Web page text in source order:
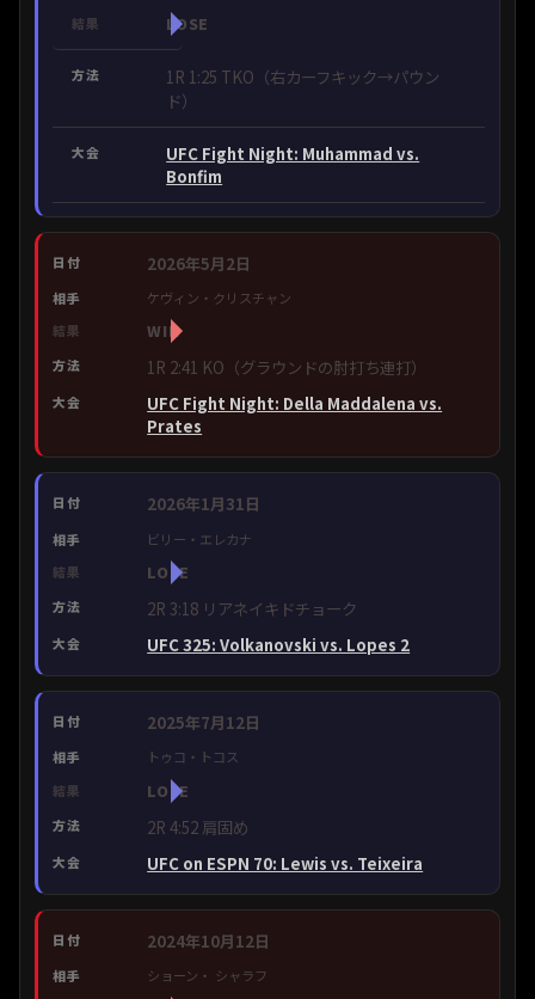
LOSE
1R 1:25 TKO（右カーフキック→パウン
ド）
UFC Fight Night: Muhammad vs.
Bonfim
2026年5月2日
ケヴィン・クリスチャン
WIN
1R 2:41 KO（グラウンドの肘打ち連打）
UFC Fight Night: Della Maddalena vs.
Prates
2026年1月31日
ビリー・エレカナ
LOSE
2R 3:18 リアネイキドチョーク
UFC 325: Volkanovski vs. Lopes 2
2025年7月12日
トゥコ・トコス
LOSE
2R 4:52 肩固め
UFC on ESPN 70: Lewis vs. Teixeira
2024年10月12日
ショーン・ シャラフ